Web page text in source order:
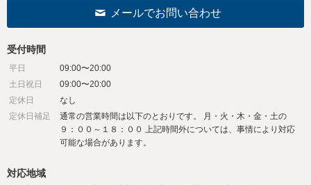
メールでお問い合わせ
受付時間
平日
09:00〜20:00
土日祝日
09:00〜20:00
定休日
なし
定休日補足
通常の営業時間は以下のとおりです。 月・火・木・金・土の
９：００～１８：００ 上記時間外については、事情により対応
可能な場合があります。
対応地域